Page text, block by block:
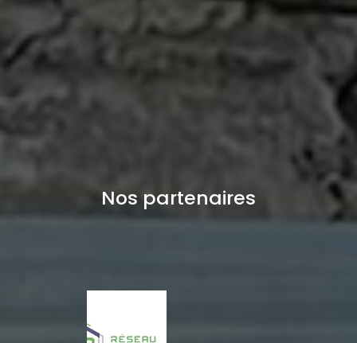
Nos partenaires